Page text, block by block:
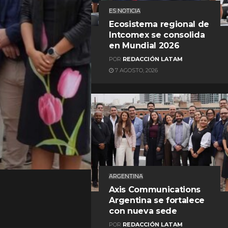
ES NOTICIA
Ecosistema regional de
Intcomex se consolida
en Mundial 2026
POR REDACCIÓN LATAM
7 AGOSTO, 2026
ARGENTINA
Axis Communications
Argentina se fortalece
con nueva sede
POR REDACCIÓN LATAM